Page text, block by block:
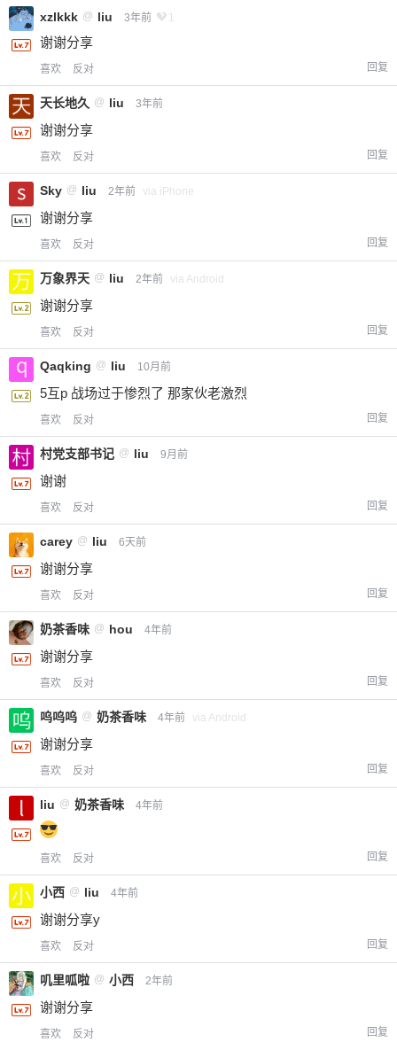
xzlkkk @ liu 3年前 1
谢谢分享
喜欢 反对 回复
天长地久 @ liu 3年前
谢谢分享
喜欢 反对 回复
Sky @ liu 2年前 via iPhone
谢谢分享
喜欢 反对 回复
万象界天 @ liu 2年前 via Android
谢谢分享
喜欢 反对 回复
Qaqking @ liu 10月前
5互p 战场过于惨烈了 那家伙老激烈
喜欢 反对 回复
村党支部书记 @ liu 9月前
谢谢
喜欢 反对 回复
carey @ liu 6天前
谢谢分享
喜欢 反对 回复
奶茶香味 @ hou 4年前
谢谢分享
喜欢 反对 回复
呜呜呜 @ 奶茶香味 4年前 via Android
谢谢分享
喜欢 反对 回复
liu @ 奶茶香味 4年前
喜欢 反对 回复
小西 @ liu 4年前
谢谢分享y
喜欢 反对 回复
叽里呱啦 @ 小西 2年前
谢谢分享
喜欢 反对 回复